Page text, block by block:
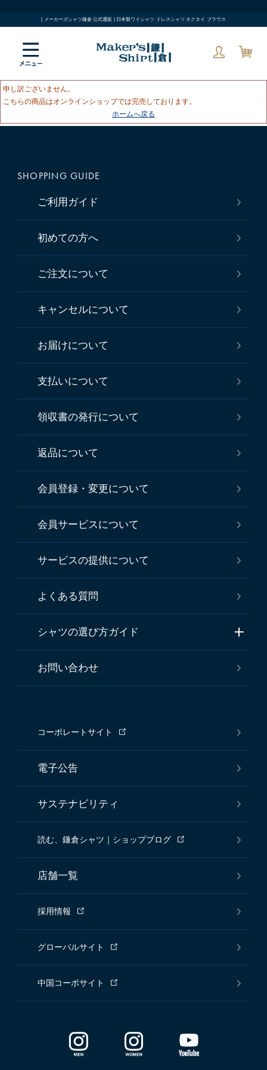
| メーカーズシャツ鎌倉 公式通販 | 日本製ワイシャツ ドレスシャツ ネクタイ ブラウス
申し訳ございません。
こちらの商品はオンラインショップでは完売しております。
ホームへ戻る
SHOPPING GUIDE
ご利用ガイド
初めての方へ
ご注文について
キャンセルについて
お届けについて
支払いについて
領収書の発行について
返品について
会員登録・変更について
会員サービスについて
サービスの提供について
よくある質問
シャツの選び方ガイド
お問い合わせ
コーポレートサイト
電子公告
サステナビリティ
読む、鎌倉シャツ｜ショップブログ
店舗一覧
採用情報
グローバルサイト
中国コーポサイト